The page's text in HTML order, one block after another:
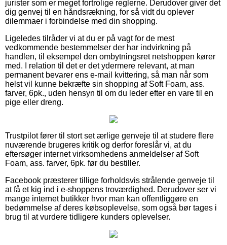
jurister som er meget fortrolige reglerne. Derudover giver det
dig genvej til en håndsrækning, for så vidt du oplever
dilemmaer i forbindelse med din shopping.
Ligeledes tilråder vi at du er på vagt for de mest
vedkommende bestemmelser der har indvirkning på
handlen, til eksempel den ombytningsret netshoppen kører
med. I relation til det er det ydermere relevant, at man
permanent bevarer ens e-mail kvittering, så man når som
helst vil kunne bekræfte sin shopping af Soft Foam, ass.
farver, 6pk., uden hensyn til om du leder efter en vare til en
pige eller dreng.
Trustpilot fører til stort set ærlige genveje til at studere flere
nuværende brugeres kritik og derfor foreslår vi, at du
eftersøger internet virksomhedens anmeldelser af Soft
Foam, ass. farver, 6pk. før du bestiller.
Facebook præsterer tillige forholdsvis strålende genveje til
at få et kig ind i e-shoppens troværdighed. Derudover ser vi
mange internet butikker hvor man kan offentliggøre en
bedømmelse af deres købsoplevelse, som også bør tages i
brug til at vurdere tidligere kunders oplevelser.